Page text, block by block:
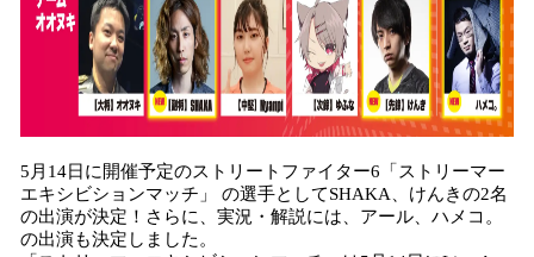
5月14日に開催予定のストリートファイター6「ストリーマー
エキシビションマッチ」 の選手としてSHAKA、けんきの2名
の出演が決定！さらに、実況・解説には、アール、ハメコ。
の出演も決定しました。